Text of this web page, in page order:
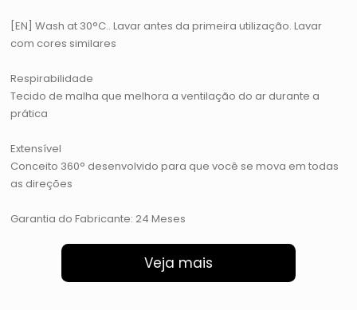
[EN] Wash at 30°C.. Lavar antes da primeira utilização. Lavar
com cores similares
Respirabilidade
Tecido de malha que melhora a ventilação do ar durante a
prática
Extensível
Conceito 360° desenvolvido para que você se mova em todas
as direções
Garantia do Fabricante: 24 Meses
Veja mais